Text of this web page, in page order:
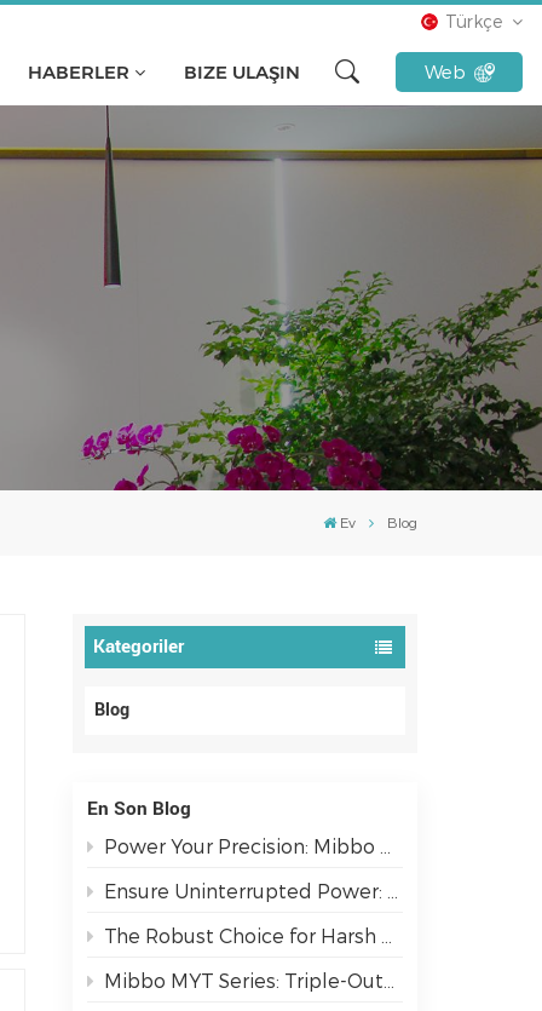
Türkçe
español
Türkçe
Tiếng Việt
Indonesia
HABERLER BIZE ULAŞIN Web
Ev Blog
Kategoriler
Blog
En Son Blog
Power Your Precision: Mibbo MPC Series AC/DC PFC Switching Power Supplies
Ensure Uninterrupted Power: The Mibbo ATSE Series Automatic Transfer Switch
The Robust Choice for Harsh Environments: AJ3 IP67 Metal Switches
Mibbo MYT Series: Triple-Output Isolated Power Solutions